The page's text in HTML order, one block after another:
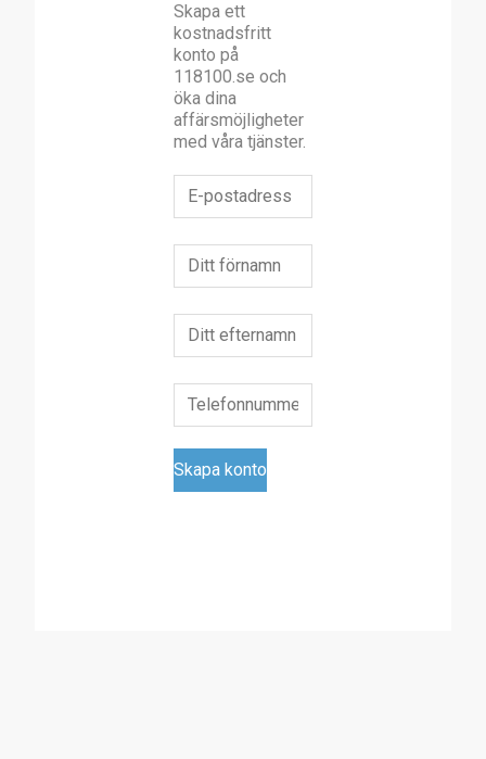
Skapa ett
kostnadsfritt
konto på
118100.se och
öka dina
affärsmöjligheter
med våra tjänster.